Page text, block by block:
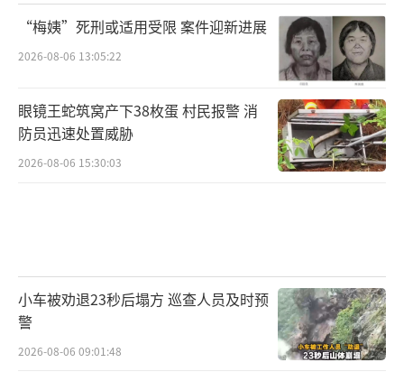
“梅姨”死刑或适用受限 案件迎新进展
2026-08-06 13:05:22
眼镜王蛇筑窝产下38枚蛋 村民报警 消
防员迅速处置威胁
2026-08-06 15:30:03
小车被劝退23秒后塌方 巡查人员及时预
警
2026-08-06 09:01:48